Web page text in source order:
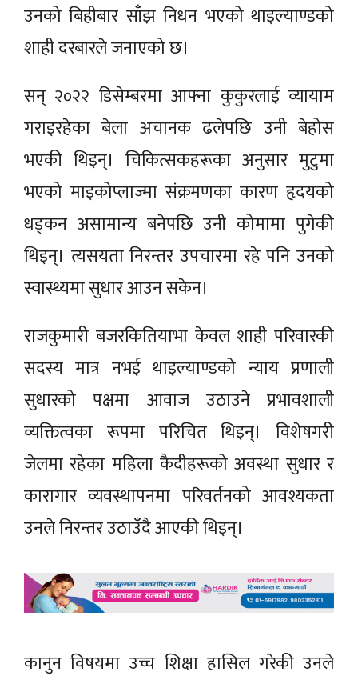
उनको बिहीबार साँझ निधन भएको थाइल्याण्डको
शाही दरबारले जनाएको छ।
सन् २०२२ डिसेम्बरमा आफ्ना कुकुरलाई व्यायाम
गराइरहेका बेला अचानक ढलेपछि उनी बेहोस
भएकी थिइन्। चिकित्सकहरूका अनुसार मुटुमा
भएको माइकोप्लाज्मा संक्रमणका कारण हृदयको
धड्कन असामान्य बनेपछि उनी कोमामा पुगेकी
थिइन्। त्यसयता निरन्तर उपचारमा रहे पनि उनको
स्वास्थ्यमा सुधार आउन सकेन।
राजकुमारी बजरकितियाभा केवल शाही परिवारकी
सदस्य मात्र नभई थाइल्याण्डको न्याय प्रणाली
सुधारको पक्षमा आवाज उठाउने प्रभावशाली
व्यक्तित्वका रूपमा परिचित थिइन्। विशेषगरी
जेलमा रहेका महिला कैदीहरूको अवस्था सुधार र
कारागार व्यवस्थापनमा परिवर्तनको आवश्यकता
उनले निरन्तर उठाउँदै आएकी थिइन्।
कानुन विषयमा उच्च शिक्षा हासिल गरेकी उनले